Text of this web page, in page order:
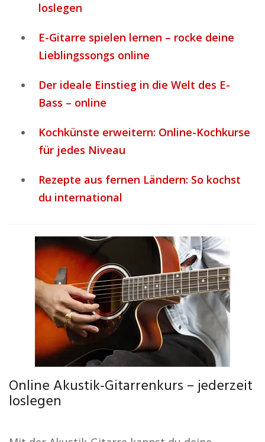
loslegen
E-Gitarre spielen lernen – rocke deine
Lieblingssongs online
Der ideale Einstieg in die Welt des E-
Bass – online
Kochkünste erweitern: Online-Kochkurse
für jedes Niveau
Rezepte aus fernen Ländern: So kochst
du international
Online Akustik-Gitarrenkurs – jederzeit
loslegen